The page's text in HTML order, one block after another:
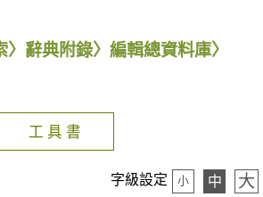
〉辭典附錄〉編輯總資料庫〉
工 具 書
字級設定 小 中 大